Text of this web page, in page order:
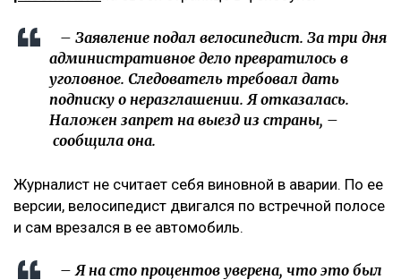
– Заявление подал велосипедист. За три дня
административное дело превратилось в
уголовное. Следователь требовал дать
подписку о неразглашении. Я отказалась.
Наложен запрет на выезд из страны, –
сообщила она.
Журналист не считает себя виновной в аварии. По ее
версии, велосипедист двигался по встречной полосе
и сам врезался в ее автомобиль.
– Я на сто процентов уверена, что это был